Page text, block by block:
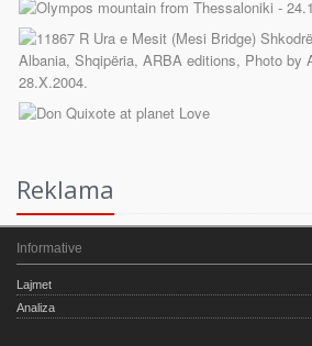
Reklama
Informative
Lajmet
Analiza